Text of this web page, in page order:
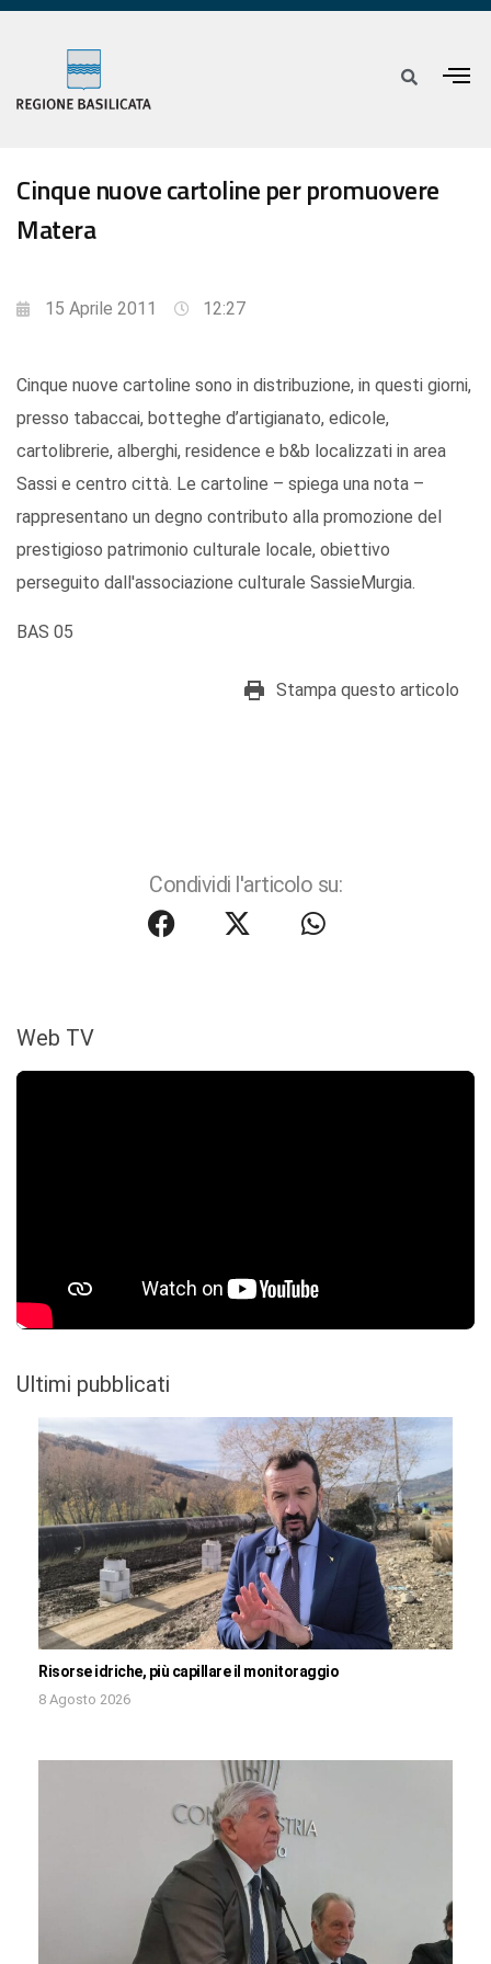
Cinque nuove cartoline per promuovere
Matera
15 Aprile 2011 12:27
Cinque nuove cartoline sono in distribuzione, in questi giorni,
presso tabaccai, botteghe d’artigianato, edicole,
cartolibrerie, alberghi, residence e b&b localizzati in area
Sassi e centro città. Le cartoline – spiega una nota –
rappresentano un degno contributo alla promozione del
prestigioso patrimonio culturale locale, obiettivo
perseguito dall'associazione culturale SassieMurgia.
BAS 05
Stampa questo articolo
Condividi l'articolo su:
Web TV
Ultimi pubblicati
Risorse idriche, più capillare il monitoraggio
8 Agosto 2026